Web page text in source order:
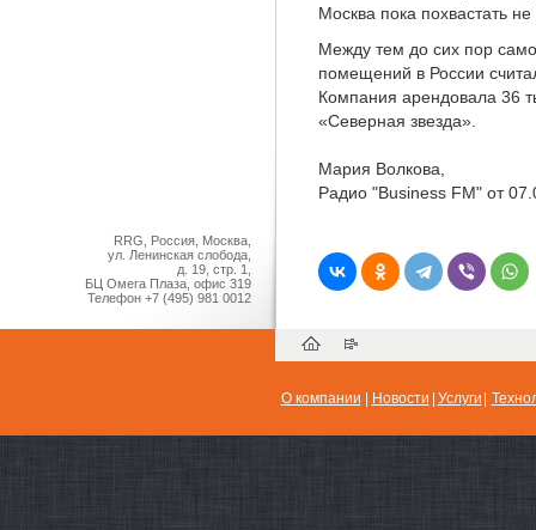
Москва пока похвастать
Между тем до сих пор
помещений в России
Компания арендовала 36
«Северная звезда».
Мария Волкова,
Радио "Business FM" от
RRG, Россия, Москва,
ул. Ленинская слобода,
д. 19, стр. 1,
БЦ Омега Плаза, офис 319
Телефон +7 (495) 981 0012
О компании Новости Услуги